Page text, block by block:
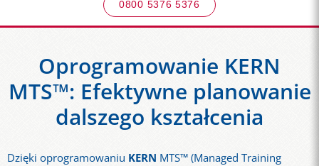
0800 5376 5376
Oprogramowanie KERN
MTS™: Efektywne planowanie
dalszego kształcenia
Dzięki oprogramowaniu KERN MTS™ (Managed Training